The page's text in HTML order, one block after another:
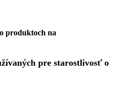
produktoch na
pre starostlivosť o